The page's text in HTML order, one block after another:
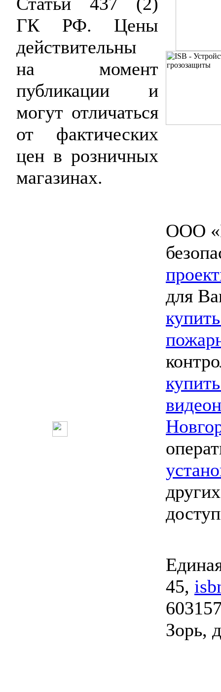
ГК РФ. Цены
действительны
на момент
публикации и
могут отличаться
от фактических
цен в розничных
магазинах.
ООО
для
45,
Зорь,